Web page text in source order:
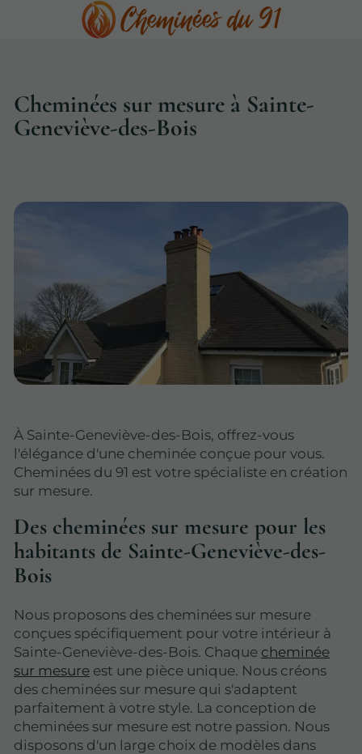
Cheminées sur mesure à Sainte-
Geneviève-des-Bois
À Sainte-Geneviève-des-Bois, offrez-vous
l'élégance d'une cheminée conçue pour vous.
Cheminées du 91 est votre spécialiste en création
sur mesure.
Des cheminées sur mesure pour les
habitants de Sainte-Geneviève-des-
Bois
Nous proposons des cheminées sur mesure
conçues spécifiquement pour votre intérieur à
Sainte-Geneviève-des-Bois. Chaque cheminée
sur mesure est une pièce unique. Nous créons
des cheminées sur mesure qui s'adaptent
parfaitement à votre style. La conception de
cheminées sur mesure est notre passion. Nous
disposons d'un large choix de modèles dans